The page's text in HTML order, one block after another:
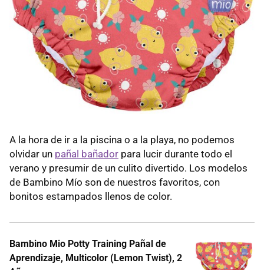
A la hora de ir a la piscina o a la playa, no podemos
olvidar un pañal bañador para lucir durante todo el
verano y presumir de un culito divertido. Los modelos
de Bambino Mío son de nuestros favoritos, con
bonitos estampados llenos de color.
Bambino Mio Potty Training Pañal de
Aprendizaje, Multicolor (Lemon Twist), 2